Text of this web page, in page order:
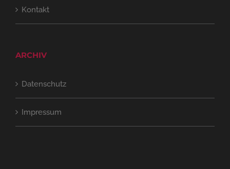
Kontakt
ARCHIV
Datenschutz
Impressum